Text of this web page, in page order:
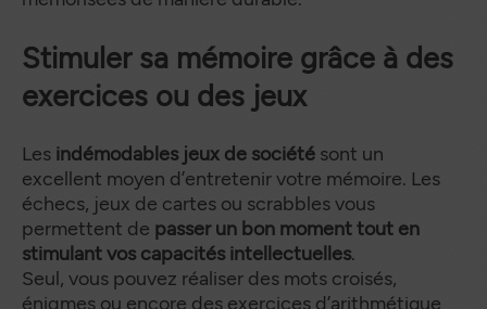
Stimuler sa mémoire grâce à des
exercices ou des jeux
Les indémodables jeux de société sont un
excellent moyen d’entretenir votre mémoire. Les
échecs, jeux de cartes ou scrabbles vous
permettent de passer un bon moment tout en
stimulant vos capacités intellectuelles.
Seul, vous pouvez réaliser des mots croisés,
énigmes ou encore des exercices d’arithmétique